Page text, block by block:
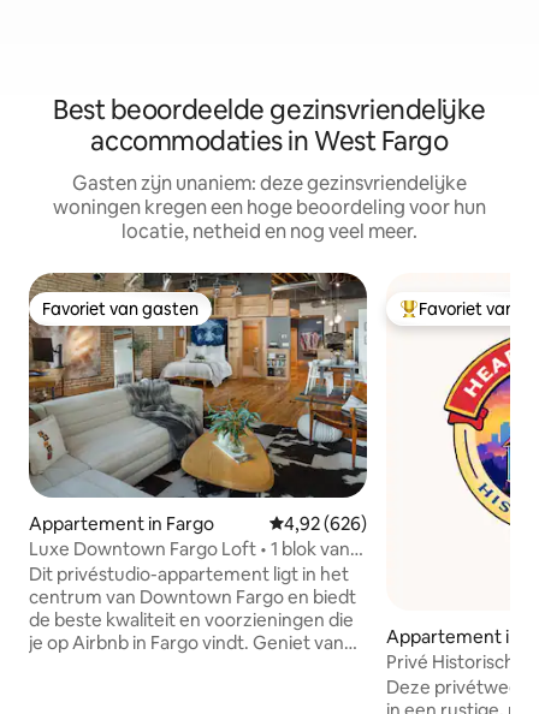
Best beoordeelde gezinsvriendelijke
accommodaties in West Fargo
Gasten zijn unaniem: deze gezinsvriendelijke
woningen kregen een hoge beoordeling voor hun
locatie, netheid en nog veel meer.
Favoriet van gasten
Favoriet van gasten
Appartement in Fargo Gemiddelde beoordeling van
4,92 (626)
Luxe Downtown Fargo Loft • 1 blok van
Broadway
Dit privéstudio-appartement ligt in het
centrum van Downtown Fargo en biedt
de beste kwaliteit en voorzieningen die
je op Airbnb in Fargo vindt. Geniet van
Topfavoriet van
Favoriet van
Appartement in
Privé Historische
Wandelen/
Deze